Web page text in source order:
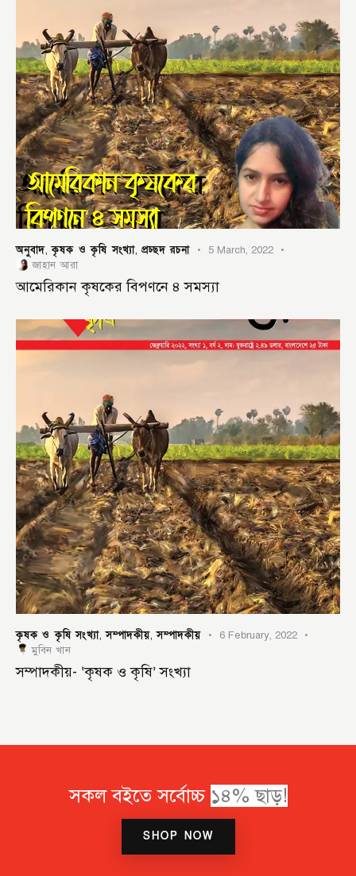
অনুবাদ,কৃষক ও কৃষি সংখ্যা,প্রচ্ছদ রচনা
5 March, 2022
জাহান আরা
আমেরিকান কৃষকের বিপণনে ৪ সমস্যা
কৃষক ও কৃষি সংখ্যা,সম্পাদকীয়,সম্পাদকীয়
6 February, 2022
মুবিন খান
সম্পাদকীয়- ‘কৃষক ও কৃষি’ সংখ্যা
সকল বইতে সর্বোচ্চ
SHOP NOW